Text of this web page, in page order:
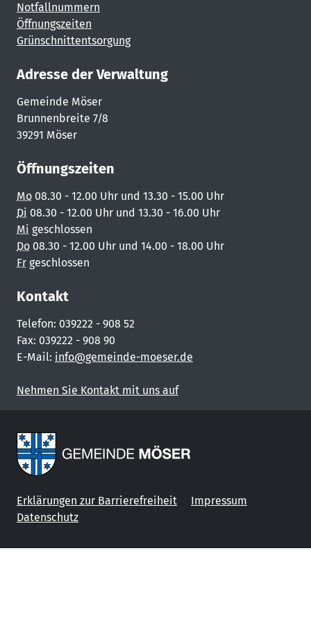
Notfallnummern
Öffnungszeiten
Grünschnittentsorgung
Adresse der Verwaltung
Gemeinde Möser
Brunnenbreite 7/8
39291 Möser
Öffnungszeiten
Mo 08.30 - 12.00 Uhr und 13.30 - 15.00 Uhr
Di 08.30 - 12.00 Uhr und 13.30 - 16.00 Uhr
Mi geschlossen
Do 08.30 - 12.00 Uhr und 14.00 - 18.00 Uhr
Fr geschlossen
Kontakt
Telefon: 039222 - 908 52
Fax: 039222 - 908 90
E-Mail: info@gemeinde-moeser.de
Nehmen Sie Kontakt mit uns auf
Erklärungen zur Barrierefreiheit
Impressum
Datenschutz